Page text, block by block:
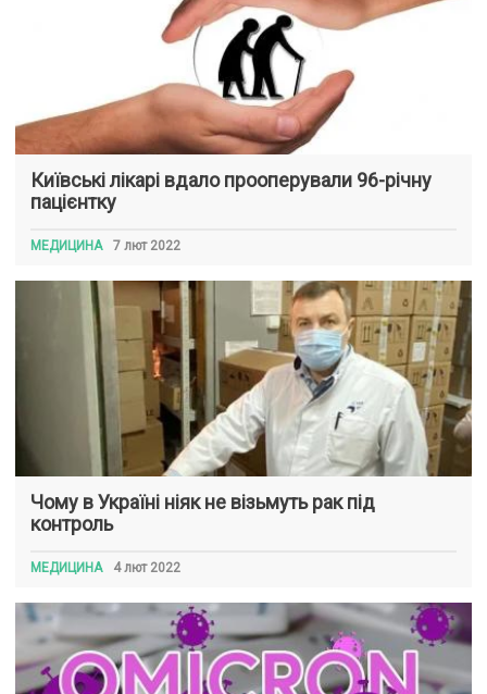
Київські лікарі вдало прооперували 96-річну
пацієнтку
МЕДИЦИНА 7 лют 2022
Чому в Україні ніяк не візьмуть рак під
контроль
МЕДИЦИНА 4 лют 2022